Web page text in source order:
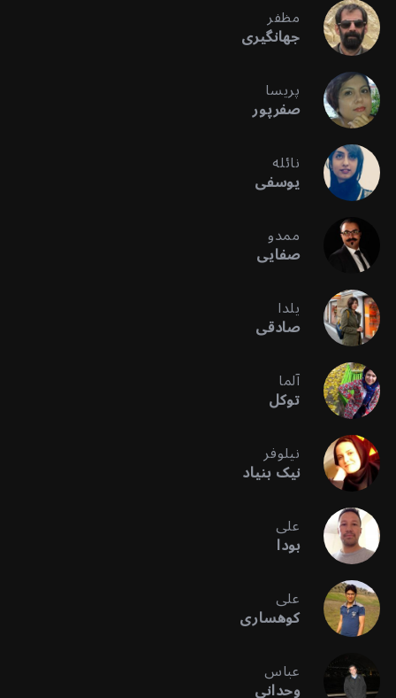
مظفر
جهانگیری
پریسا
صفرپور
نائله
یوسفی
ممدو
صفایی
یلدا
صادقی
آلما
توکل
نیلوفر
نیک بنیاد
علی
بودا
علی
کوهساری
عباس
وحدانی